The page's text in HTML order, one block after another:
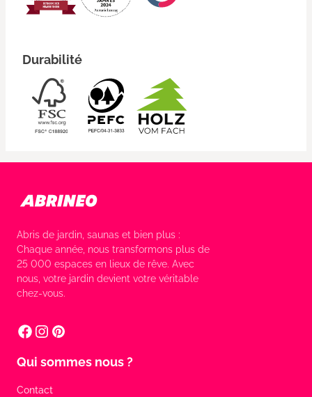
Durabilité
Abris de jardin, saunas et bien plus :
Chaque année, nous transformons plus de
25 000 espaces en lieux de rêve. Avec
nous, votre jardin devient votre véritable
chez-vous.
Qui sommes nous ?
Contact